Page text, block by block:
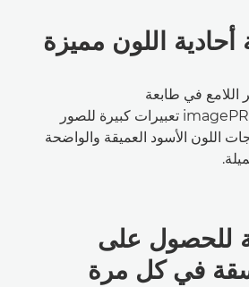
اللون مميزة
اللامع في طابعة
imagePROGRAF PRO-310 تعبيرات كبيرة للصور
اللون الأسود العميقة والواضحة
للحصول على
في كل مرة